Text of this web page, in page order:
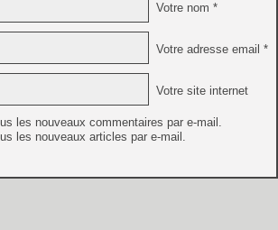
Votre nom *
Votre adresse email *
Votre site internet
les nouveaux commentaires par e-mail.
les nouveaux articles par e-mail.